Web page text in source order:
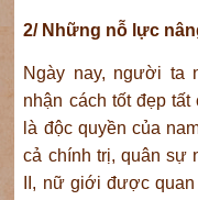
2/ Những nỗ lực
Ngày nay, người ta
nhận cách tốt đẹp
là độc quyền của
cả chính trị, quân sự
II, nữ giới được